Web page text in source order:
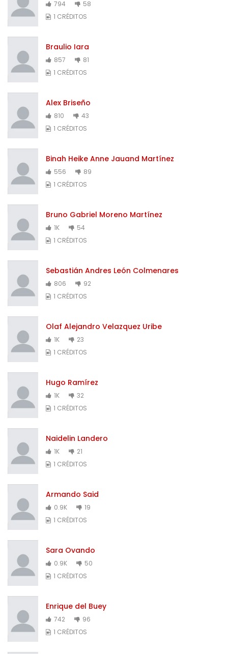
794
58
1 CRÉDITOS
Braulio Iara
857
81
1 CRÉDITOS
Alex Briseño
810
43
1 CRÉDITOS
Binah Heike Anne Jauand Martínez
556
89
1 CRÉDITOS
Bruno Gabriel Moreno Martínez
1K
54
1 CRÉDITOS
Sebastián Andres León Colmenares
806
92
1 CRÉDITOS
Olaf Alejandro Velazquez Uribe
1K
23
1 CRÉDITOS
Hugo Ramírez
1K
32
1 CRÉDITOS
Naidelin Landero
1K
21
1 CRÉDITOS
Armando Said
0.9K
19
1 CRÉDITOS
Sara Ovando
0.9K
50
1 CRÉDITOS
Enrique del Buey
742
96
1 CRÉDITOS